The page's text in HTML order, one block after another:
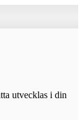
utvecklas i din